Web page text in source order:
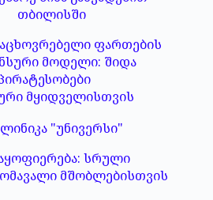
ფართების
მოდელი: შიდა
მყიდველისთვის
სრული
მშობლებისთვის